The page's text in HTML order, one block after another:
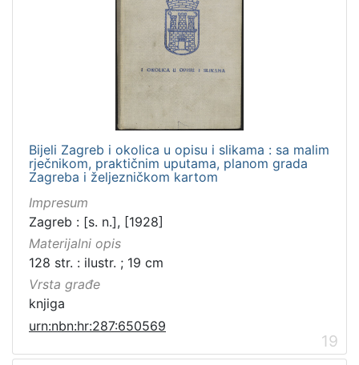
Bijeli Zagreb i okolica u opisu i slikama : sa malim
rječnikom, praktičnim uputama, planom grada
Zagreba i željezničkom kartom
Impresum
Zagreb : [s. n.], [1928]
Materijalni opis
128 str. : ilustr. ; 19 cm
Vrsta građe
knjiga
urn:nbn:hr:287:650569
19